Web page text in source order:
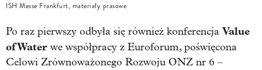
ISH Messe Frankfurt, materiały prasowe
Po raz pierwszy odbyła się również konferencja Value
of Water we współpracy z Euroforum, poświęcona
Celowi Zrównoważonego Rozwoju ONZ nr 6 –